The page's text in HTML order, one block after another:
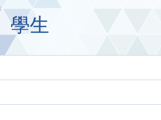
學生